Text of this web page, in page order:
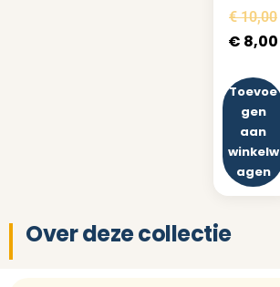
€10,00
€ 8,00
Toevoe
gen
aan
winkelw
agen
Over deze collectie